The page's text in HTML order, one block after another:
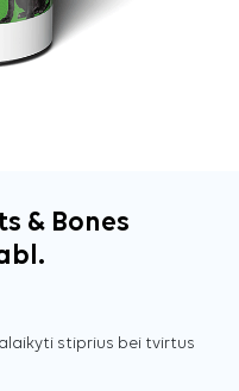
& Bones
stiprius bei tvirtus